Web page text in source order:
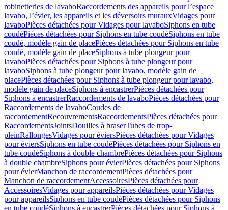
robinetteries de lavaboRaccordements des appareils pour l’espace
lavabo, l’évier, les appareils et les déversoirs murauxVidages pour
lavaboPièces détachées pour Vidages pour lavaboSiphons en tube
coudéPièces détachées pour Siphons en tube coudéSiphons en tube
coudé, modèle gain de placePièces détachées pour Siphons en tube
coudé, modèle gain de placeSiphons à tube plongeur pour
lavaboPièces détachées pour Siphons à tube plongeur pour
lavaboSiphons à tube plongeur pour lavabo, modèle gain de
placePièces détachées pour Siphons à tube plongeur pour lavabo,
modèle gain de placeSiphons à encastrerPièces détachées pour
Siphons à encastrerRaccordements de lavaboPièces détachées pour
Raccordements de lavaboCoudes de
raccordementRecouvrementsRaccordementsPièces détachées pour
RaccordementsJointsDouilles à braserTubes de trop-
pleinRallongesVidages pour éviersPièces détachées pour Vidages
pour éviersSiphons en tube coudéPièces détachées pour Siphons en
tube coudéSiphons à double chambrePièces détachées pour Siphons
à double chambreSiphons pour évierPièces détachées pour Siphons
pour évierManchon de raccordementPièces détachées pour
Manchon de raccordementAccessoiresPièces détachées pour
AccessoiresVidages pour appareilsPièces détachées pour Vidages
pour appareilsSiphons en tube coudéPièces détachées pour Siphons
en tube coudéSiphons à encastrerPièces détachées pour Siphons à